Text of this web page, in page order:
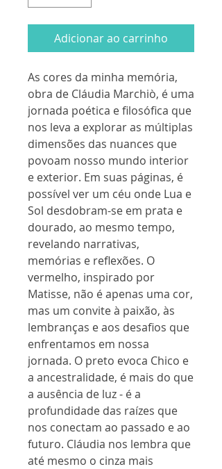
Adicionar ao carrinho
As cores da minha memória,
obra de Cláudia Marchiò, é uma
jornada poética e filosófica que
nos leva a explorar as múltiplas
dimensões das nuances que
povoam nosso mundo interior
e exterior. Em suas páginas, é
possível ver um céu onde Lua e
Sol desdobram-se em prata e
dourado, ao mesmo tempo,
revelando narrativas,
memórias e reflexões. O
vermelho, inspirado por
Matisse, não é apenas uma cor,
mas um convite à paixão, às
lembranças e aos desafios que
enfrentamos em nossa
jornada. O preto evoca Chico e
a ancestralidade, é mais do que
a ausência de luz - é a
profundidade das raízes que
nos conectam ao passado e ao
futuro. Cláudia nos lembra que
até mesmo o cinza mais